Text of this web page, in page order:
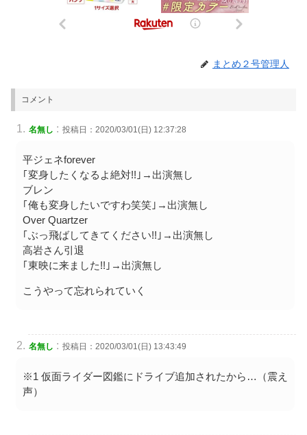
まとめ２号管理人
コメント
名無し : 投稿日：2020/03/01(日) 12:37:28
平ジェネforever
｢変身したくなるよ絶対!!｣→出演無し
ブレン
｢俺も変身したいですわ笑笑｣→出演無し
Over Quartzer
｢ぶっ飛ばしてきてください!!｣→出演無し
高岩さん引退
｢東映に来ました!!｣→出演無し
こうやって忘れられていく
名無し : 投稿日：2020/03/01(日) 13:43:49
※1 仮面ライダー図鑑にドライブ追加されたから…（震え
声）